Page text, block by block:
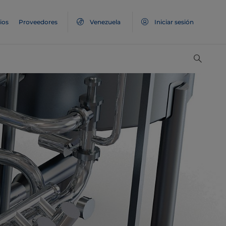
Proveedores Venezuela Iniciar sesión